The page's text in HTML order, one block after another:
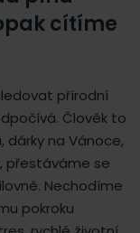
cítíme
přírodní
Člověk to
dárky na Vánoce,
přestáváme se
Nechodíme
pokroku